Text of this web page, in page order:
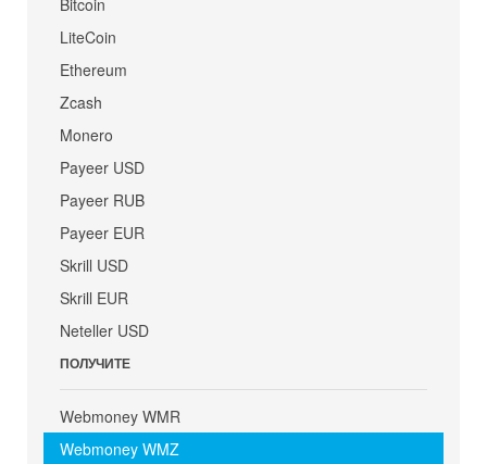
Bitcoin
LiteCoin
Ethereum
Zcash
Monero
Payeer USD
Payeer RUB
Payeer EUR
Skrill USD
Skrill EUR
Neteller USD
ПОЛУЧИТЕ
Webmoney WMR
Webmoney WMZ